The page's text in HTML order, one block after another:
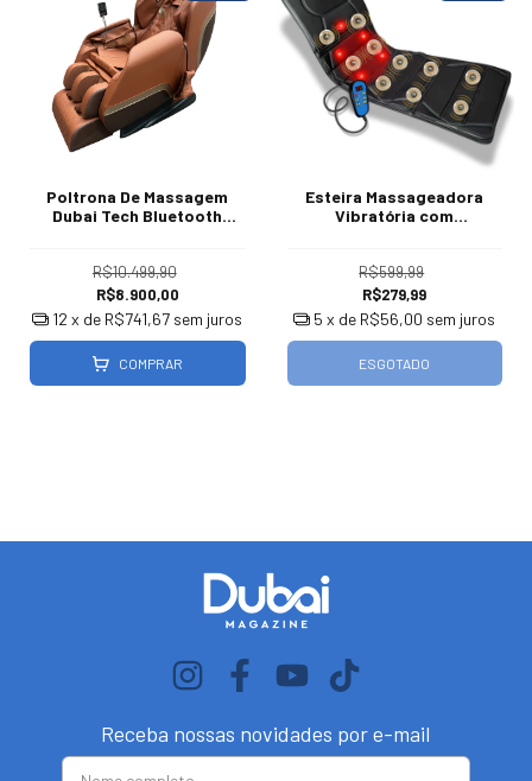
Poltrona De Massagem
Dubai Tech Bluetooth
R$10.499,90
R$8.900,00
12 x de R$741,67 sem juros
COMPRAR
Esteira Massageadora
Vibratória com
R$599,99
R$279,99
5 x de R$56,00 sem juros
ESGOTADO
Receba nossas novidades por e-mail